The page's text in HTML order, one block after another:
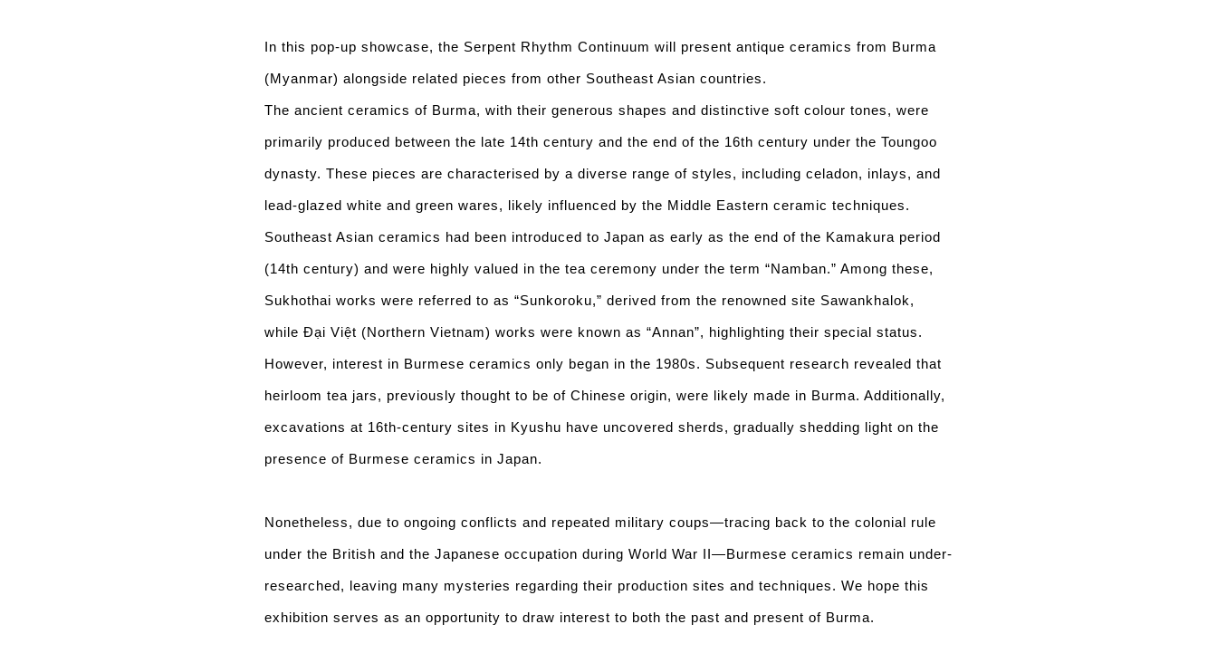
In this pop-up showcase, the Serpent Rhythm Continuum will present antique ceramics from Burma
(Myanmar) alongside related pieces from other Southeast Asian countries.
The ancient ceramics of Burma, with their generous shapes and distinctive soft colour tones, were
primarily produced between the late 14th century and the end of the 16th century under the Toungoo
dynasty. These pieces are characterised by a diverse range of styles, including celadon, inlays, and
lead-glazed white and green wares, likely influenced by the Middle Eastern ceramic techniques.
Southeast Asian ceramics had been introduced to Japan as early as the end of the Kamakura period
(14th century) and were highly valued in the tea ceremony under the term “Namban.” Among these,
Sukhothai works were referred to as “Sunkoroku,” derived from the renowned site Sawankhalok,
while Đại Việt (Northern Vietnam) works were known as “Annan”, highlighting their special status.
However, interest in Burmese ceramics only began in the 1980s. Subsequent research revealed that
heirloom tea jars, previously thought to be of Chinese origin, were likely made in Burma. Additionally,
excavations at 16th-century sites in Kyushu have uncovered sherds, gradually shedding light on the
presence of Burmese ceramics in Japan.
Nonetheless, due to ongoing conflicts and repeated military coups—tracing back to the colonial rule
under the British and the Japanese occupation during World War II—Burmese ceramics remain under-
researched, leaving many mysteries regarding their production sites and techniques. We hope this
exhibition serves as an opportunity to draw interest to both the past and present of Burma.